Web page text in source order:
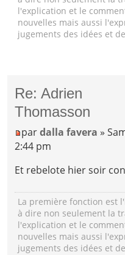
l'explication et le
nouvelles mais aussi
jugements des idées et
Re: Adrien
Thomasson
pardalla favera »
2:44 pm
Et rebelote hier soir
La première fonction est
à dire non seulement la
l'explication et le
nouvelles mais aussi
jugements des idées et